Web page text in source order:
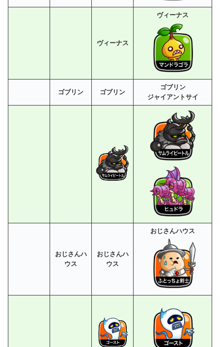
ヴィーナス
ヴィーナス
ゴブリン ゴブリン
ゴブリン
ジャイアントサイ
おじさんハ
ウス
おじさんハ
ウス
おじさんハウス